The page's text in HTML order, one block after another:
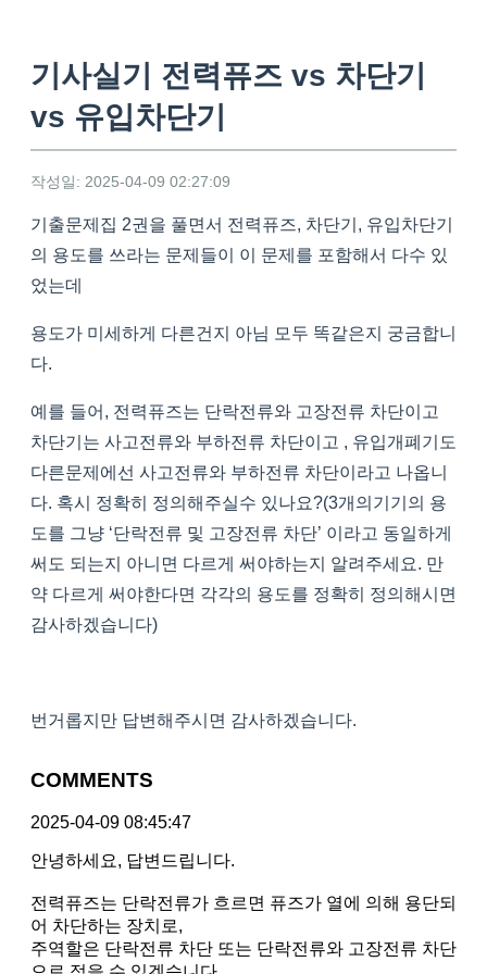
기사실기 전력퓨즈 vs 차단기
vs 유입차단기
작성일: 2025-04-09 02:27:09
기출문제집 2권을 풀면서 전력퓨즈, 차단기, 유입차단기
의 용도를 쓰라는 문제들이 이 문제를 포함해서 다수 있
었는데
용도가 미세하게 다른건지 아님 모두 똑같은지 궁금합니
다.
예를 들어, 전력퓨즈는 단락전류와 고장전류 차단이고
차단기는 사고전류와 부하전류 차단이고 , 유입개폐기도
다른문제에선 사고전류와 부하전류 차단이라고 나옵니
다. 혹시 정확히 정의해주실수 있나요?(3개의기기의 용
도를 그냥 ‘단락전류 및 고장전류 차단’ 이라고 동일하게
써도 되는지 아니면 다르게 써야하는지 알려주세요. 만
약 다르게 써야한다면 각각의 용도를 정확히 정의해시면
감사하겠습니다)
번거롭지만 답변해주시면 감사하겠습니다.
COMMENTS
2025-04-09 08:45:47
안녕하세요, 답변드립니다.
전력퓨즈는 단락전류가 흐르면 퓨즈가 열에 의해 용단되
어 차단하는 장치로,
주역할은 단락전류 차단 또는 단락전류와 고장전류 차단